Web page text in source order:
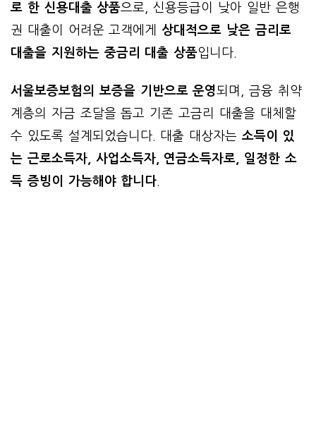
로 한 신용대출 상품으로, 신용등급이 낮아 일반 은행
권 대출이 어려운 고객에게
상대적으로 낮은 금리로
대출을 지원하는 중금리 대출 상품입니다.
서울보증보험의 보증을 기반으로 운영되며, 금융 취약
계층의 자금 조달을 돕고 기존 고금리 대출을 대체할
수 있도록 설계되었습니다. 대출 대상자는 소득이 있
는 근로소득자, 사업소득자, 연금소득자로, 일정한 소
득 증빙이 가능해야 합니다